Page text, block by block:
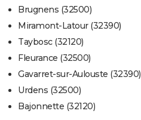
Brugnens (32500)
Miramont-Latour (32390)
Taybosc (32120)
Fleurance (32500)
Gavarret-sur-Aulouste (32390)
Urdens (32500)
Bajonnette (32120)